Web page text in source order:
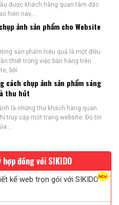
được khách hàng quan tâm đặc
hiện nay,...
ảnh sản phẩm cho Website
sản phẩm hiệu quả là một điều
thiết trong việc bán hàng trên
bởi
cách chụp ảnh sản phẩm sáng
thu hút
là những thứ khách hàng quan
truy cập một trang website. Độ tin
đồng với SIKIDO
kế web trọn gói với SIKIDO
phẩm chức năng với SIKIDO